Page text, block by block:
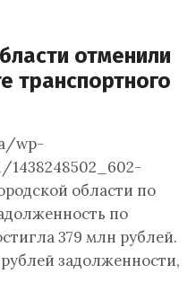
отменили
транспортного
wp-
области по
по
379 млн рублей.
задолженности,